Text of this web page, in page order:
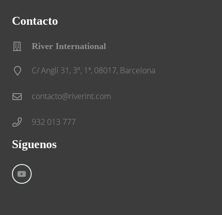
Contacto
River International
C/ Anglí 31, 3º, 1ª, 08017, Barcelona
contacto@riverint.com
932 013 777
Síguenos